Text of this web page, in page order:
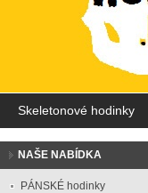
Skeletonové hodinky
NAŠE NABÍDKA
PÁNSKÉ hodinky